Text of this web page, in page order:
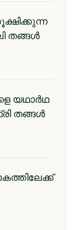
തങ്ങൾ
യഥാര്‍ഥ
തങ്ങള്‍